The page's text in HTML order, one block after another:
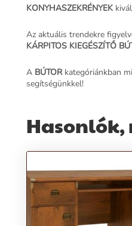
KONYHASZEKRÉNYEK
Az aktuális trendekre
KÁRPITOS KIEGÉSZÍTŐ
A BÚTOR kategóriánkban
segítségünkkel!